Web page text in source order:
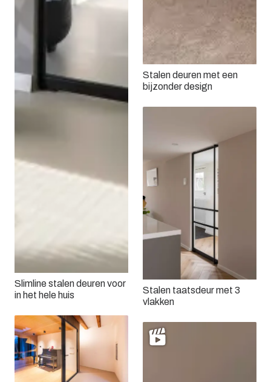
Slimline stalen deuren voor
in het hele huis
Stalen deuren met een
bijzonder design
Stalen taatsdeur met 3
vlakken